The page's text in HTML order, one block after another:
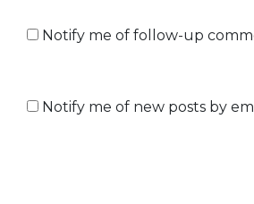
Notify me of follow-up
Notify me of new posts by